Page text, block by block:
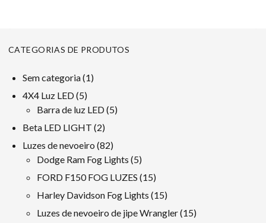
CATEGORIAS DE PRODUTOS
Sem categoria 11
4X4 Luz LED 55
produtos
Barra de luz LED 55
Beta LED LIGHT 22
produtos
Luzes de nevoeiro 8282
produtos
Dodge Ram Fog Lights 55
produtos
FORD F150 FOG LUZES 1515
produtos
Harley Davidson Fog Lights 1515
produtos
Luzes de nevoeiro de jipe ​​Wrangler 1515